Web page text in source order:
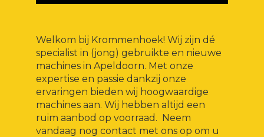
Welkom bij Krommenhoek! Wij zijn dé
specialist in (jong) gebruikte en nieuwe
machines in Apeldoorn. Met onze
expertise en passie dankzij onze
ervaringen bieden wij hoogwaardige
machines aan. Wij hebben altijd een
ruim aanbod op voorraad. Neem
vandaag nog contact met ons op om u